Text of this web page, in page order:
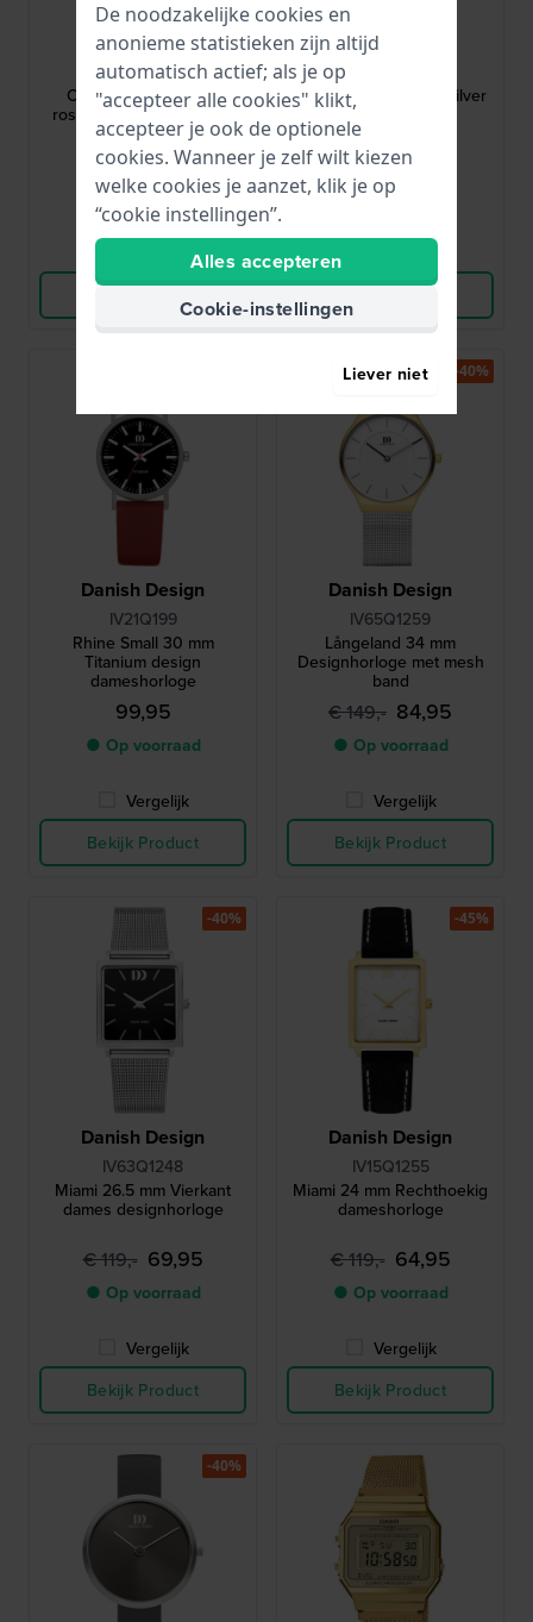
Bering
14531-363
Classic 31 mm Rood-
roségoud dameshorloge
€ 199,- 99,95
● Op voorraad
Bering
Classic 31 mm Rood-zilver
dameshorloge
€ 199,- 99,95
● Op voorraad
Danish Design
IV21Q199
Rhine Small 30 mm
Titanium design
dameshorloge
99,95
● Op voorraad
Vergelijk
Bekijk Product
Danish Design
IV65Q1259
Långeland 34 mm
Designhorloge met mesh
band
€ 149,- 84,95
● Op voorraad
Vergelijk
Bekijk Product
-40%
Danish Design
IV63Q1248
Miami 26.5 mm Vierkant
dames designhorloge
€ 119,- 69,95
● Op voorraad
Vergelijk
Bekijk Product
-40%
Danish Design
IV15Q1255
Miami 24 mm Rechthoekig
dameshorloge
€ 119,- 64,95
● Op voorraad
Vergelijk
Bekijk Product
-45%
-40%
De noodzakelijke cookies en
anonieme statistieken zijn altijd
automatisch actief; als je op
"accepteer alle cookies" klikt,
accepteer je ook de optionele
cookies. Wanneer je zelf wilt kiezen
welke cookies je aanzet, klik je op
“cookie instellingen”.
Alles accepteren
Cookie-instellingen
Liever niet